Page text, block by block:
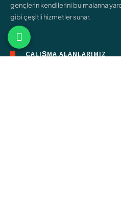
gençlerin kendilerini bulmalarına
gibi çeşitli hizmetler sunar.
ÇALIŞMA ALANLARIMIZ